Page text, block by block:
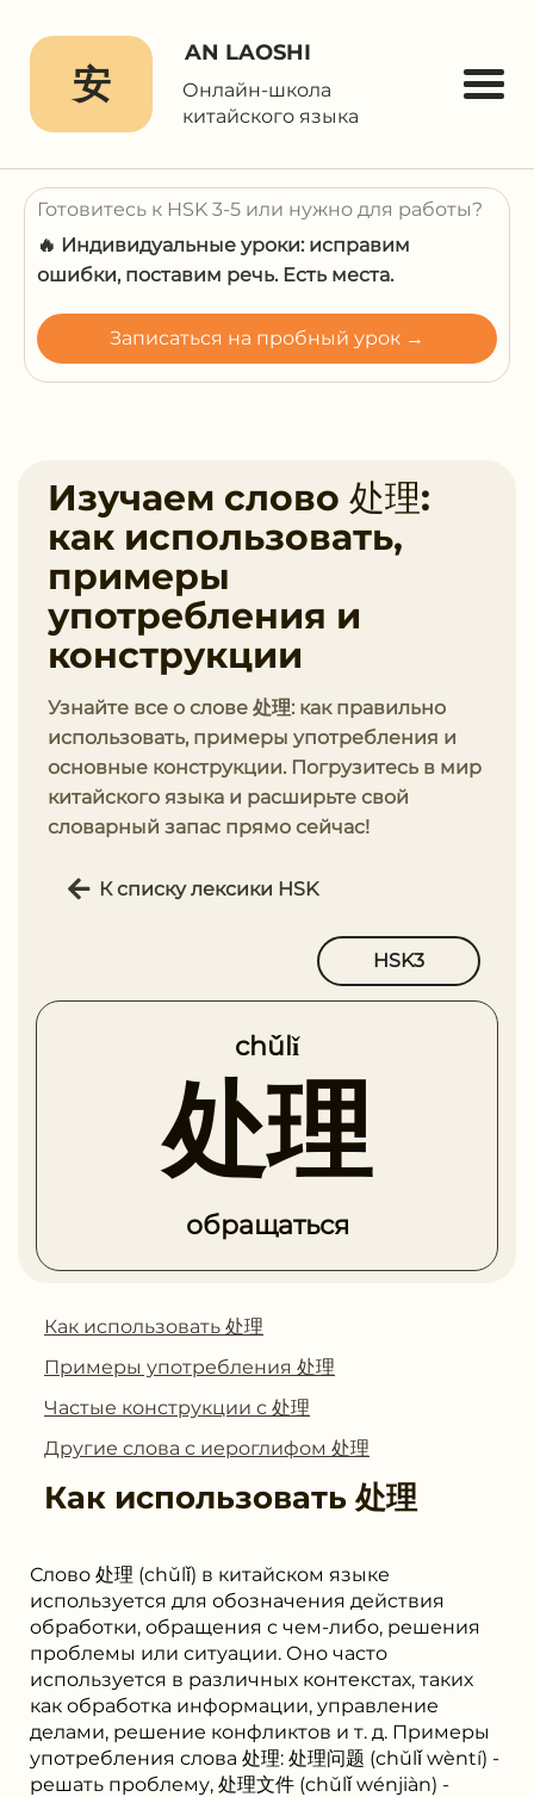
安
AN LAOSHI
Онлайн-школа
китайского языка
Готовитесь к HSK 3-5 или нужно для работы?
🔥 Индивидуальные уроки: исправим
ошибки, поставим речь. Есть места.
Записаться на пробный урок →
Изучаем слово 处理:
как использовать,
примеры
употребления и
конструкции
Узнайте все о слове 处理: как правильно
использовать, примеры употребления и
основные конструкции. Погрузитесь в мир
китайского языка и расширьте свой
словарный запас прямо сейчас!
К списку лексики HSK
HSK3
chǔlǐ
处理
обращаться
Как использовать 处理
Примеры употребления 处理
Частые конструкции с 处理
Другие слова с иероглифом 处理
Как использовать 处理
Слово 处理 (chǔlǐ) в китайском языке
используется для обозначения действия
обработки, обращения с чем-либо, решения
проблемы или ситуации. Оно часто
используется в различных контекстах, таких
как обработка информации, управление
делами, решение конфликтов и т. д. Примеры
употребления слова 处理: 处理问题 (chǔlǐ wèntí) -
решать проблему, 处理文件 (chǔlǐ wénjiàn) -